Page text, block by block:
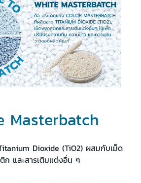
Masterbatch
Dioxide (TiO2) ผสมกับเม็ด
ก และสารเติมแต่งอื่น ๆ